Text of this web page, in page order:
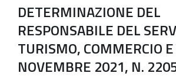
DETERMINAZIONE DEL
RESPONSABILE DEL
TURISMO, COMMERCIO
NOVEMBRE 2021, N.